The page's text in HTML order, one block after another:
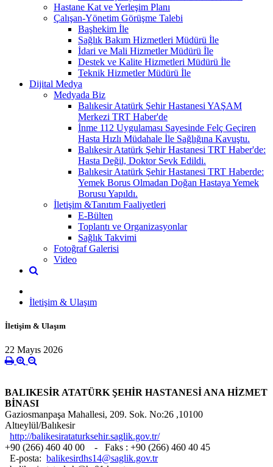
Hastane Kat ve Yerleşim Planı
Çalışan-Yönetim Görüşme Talebi
Başhekim İle
Sağlık Bakım Hizmetleri Müdürü İle
İdari ve Mali Hizmetler Müdürü İle
Destek ve Kalite Hizmetleri Müdürü İle
Teknik Hizmetler Müdürü İle
Dijital Medya
Medyada Biz
Balıkesir Atatürk Şehir Hastanesi YAŞAM
Merkezi TRT Haber'de
İnme 112 Uygulaması Sayesinde Felç Geçiren
Hasta Hızlı Müdahale İle Sağlığına Kavuştu.
Balıkesir Atatürk Şehir Hastanesi TRT Haber'de:
Hasta Değil, Doktor Sevk Edildi.
Balıkesir Atatürk Şehir Hastanesi TRT Haberde:
Yemek Borus Olmadan Doğan Hastaya Yemek
Borusu Yapıldı.
İletişim &Tanıtım Faaliyetleri
E-Bülten
Toplantı ve Organizasyonlar
Sağlık Takvimi
Fotoğraf Galerisi
Video
İletişim & Ulaşım
İletişim & Ulaşım
22 Mayıs 2026
BALIKESİR ATATÜRK ŞEHİR HASTANESİ ANA HİZMET
BİNASI
Gaziosmanpaşa Mahallesi, 209. Sok. No:26 ,10100
Altıeylül/Balıkesir
http://balikesirataturksehir.saglik.gov.tr/
+90 (266) 460 40 00 - Faks : +90 (266) 460 40 45
E-posta: balikesirdhs14@saglik.gov.tr